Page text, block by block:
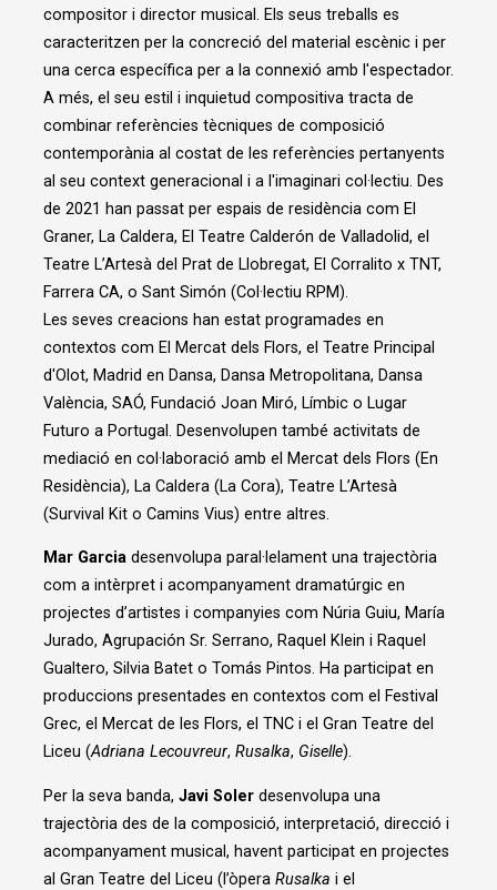
compositor i director musical. Els seus treballs es
caracteritzen per la concreció del material escènic i per
una cerca específica per a la connexió amb l'espectador.
A més, el seu estil i inquietud compositiva tracta de
combinar referències tècniques de composició
contemporània al costat de les referències pertanyents
al seu context generacional i a l'imaginari col·lectiu. Des
de 2021 han passat per espais de residència com El
Graner, La Caldera, El Teatre Calderón de Valladolid, el
Teatre L’Artesà del Prat de Llobregat, El Corralito x TNT,
Farrera CA, o Sant Simón (Col·lectiu RPM).
Les seves creacions han estat programades en
contextos com El Mercat dels Flors, el Teatre Principal
d'Olot, Madrid en Dansa, Dansa Metropolitana, Dansa
València, SAÓ, Fundació Joan Miró, Límbic o Lugar
Futuro a Portugal. Desenvolupen també activitats de
mediació en col·laboració amb el Mercat dels Flors (En
Residència), La Caldera (La Cora), Teatre L’Artesà
(Survival Kit o Camins Vius) entre altres.
Mar Garcia desenvolupa paral·lelament una trajectòria
com a intèrpret i acompanyament dramatúrgic en
projectes d’artistes i companyies com Núria Guiu, María
Jurado, Agrupación Sr. Serrano, Raquel Klein i Raquel
Gualtero, Silvia Batet o Tomás Pintos. Ha participat en
produccions presentades en contextos com el Festival
Grec, el Mercat de les Flors, el TNC i el Gran Teatre del
Liceu (Adriana Lecouvreur, Rusalka, Giselle).
Per la seva banda, Javi Soler desenvolupa una
trajectòria des de la composició, interpretació, direcció i
acompanyament musical, havent participat en projectes
al Gran Teatre del Liceu (l’òpera Rusalka i el